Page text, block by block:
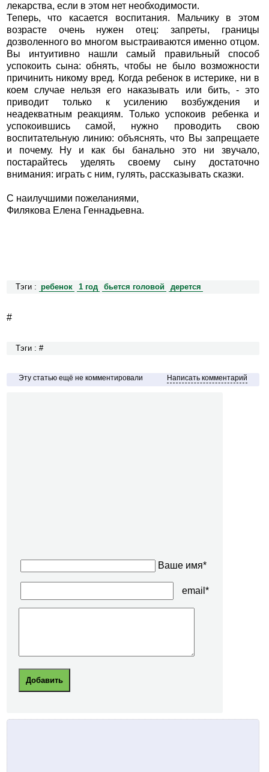
лекарства, если в этом нет необходимости.
Теперь, что касается воспитания. Мальчику в этом
возрасте очень нужен отец: запреты, границы
дозволенного во многом выстраиваются именно отцом.
Вы интуитивно нашли самый правильный способ
успокоить сына: обнять, чтобы не было возможности
причинить никому вред. Когда ребенок в истерике, ни в
коем случае нельзя его наказывать или бить, - это
приводит только к усилению возбуждения и
неадекватным реакциям. Только успокоив ребенка и
успокоившись самой, нужно проводить свою
воспитательную линию: объяснять, что Вы запрещаете
и почему. Ну и как бы банально это ни звучало,
постарайтесь уделять своему сыну достаточно
внимания: играть с ним, гулять, рассказывать сказки.
С наилучшими пожеланиями,
Филякова Елена Геннадьевна.
Тэги : ребенок 1 год бьется головой дерется
#
Тэги : #
Эту статью ещё не комментировали Написать комментарий
Ваше имя*
email*